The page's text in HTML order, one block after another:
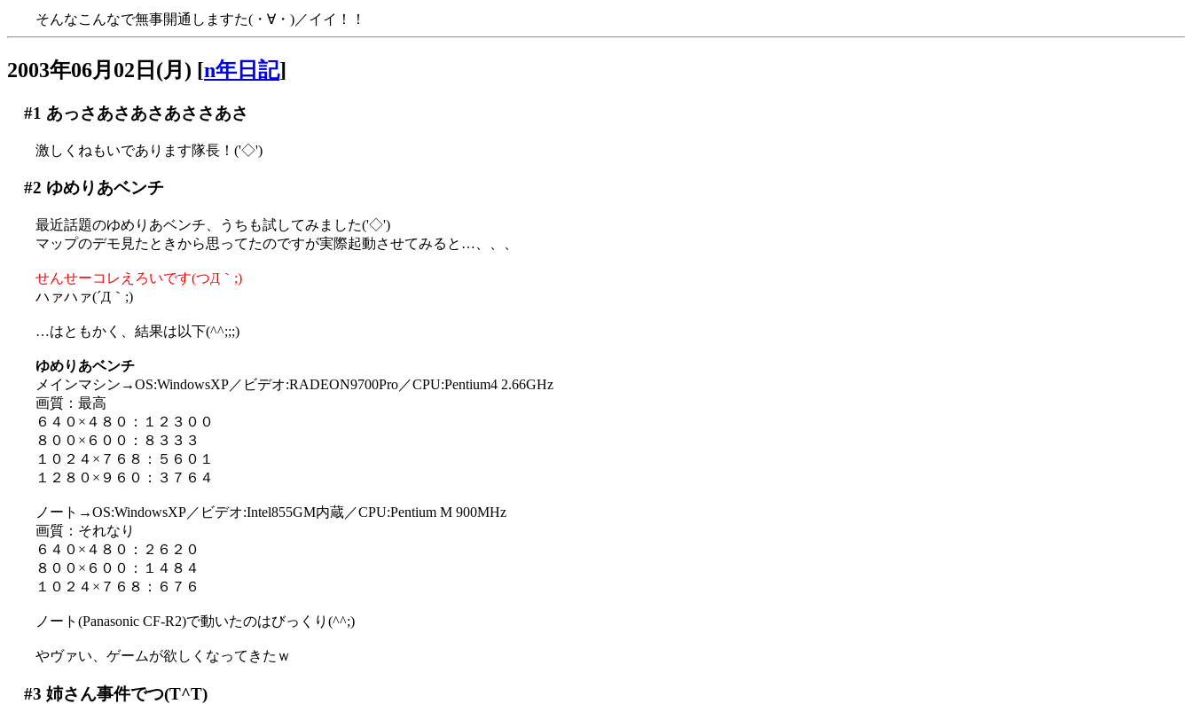
そんなこんなで無事開通しますた(・∀・)／イイ！！
2003年06月02日(月) [n年日記]
#1 あっさあさあさあささあさ
激しくねもいであります隊長！('◇')ゞ
#2 ゆめりあベンチ
最近話題のゆめりあベンチ、うちも試してみました('◇')ゞ
マップのデモ見たときから思ってたのですが実際起動させてみると…、、、
せんせーコレえろいです(つД｀;)
ハァハァ(´Д｀;)
…はともかく、結果は以下(^^;;;)
ゆめりあベンチ
メインマシン→OS:WindowsXP／ビデオ:RADEON9700Pro／CPU:Pentium4 2.66GHz
画質：最高
６４０×４８０：１２３００
８００×６００：８３３３
１０２４×７６８：５６０１
１２８０×９６０：３７６４
ノート→OS:WindowsXP／ビデオ:Intel855GM内蔵／CPU:Pentium M 900MHz
画質：それなり
６４０×４８０：２６２０
８００×６００：１４８４
１０２４×７６８：６７６
ノート(Panasonic CF-R2)で動いたのはびっくり(^^;)
やヴァい、ゲームが欲しくなってきたｗ
#3 姉さん事件でつ(T^T)